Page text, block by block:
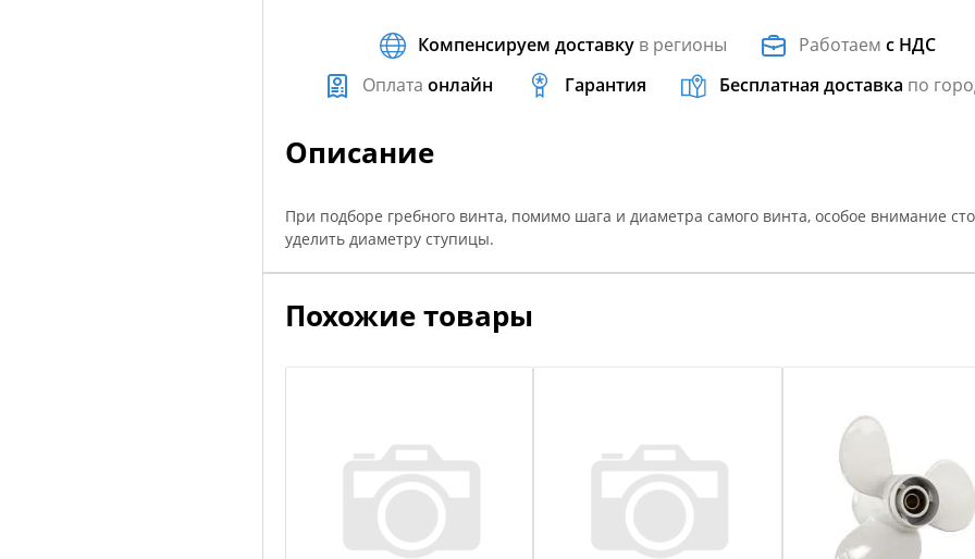
Компенсируем доставку в регионы Работаемс НДС
Оплата онлайн Гарантия Бесплатная доставка по
Описание
При подборе гребного винта, помимо шага и диаметра самого винта, особое внимание
уделить диаметру ступицы.
Похожие товары